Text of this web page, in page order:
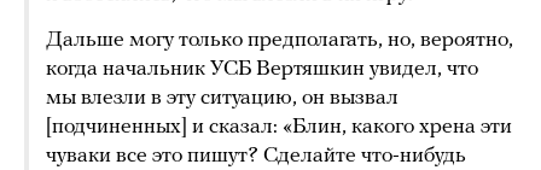
Дальше могу только предполагать, но, вероятно,
когда начальник УСБ Вертяшкин увидел, что
мы влезли в эту ситуацию, он вызвал
[подчиненных] и сказал: «Блин, какого хрена эти
чуваки все это пишут? Сделайте что-нибудь